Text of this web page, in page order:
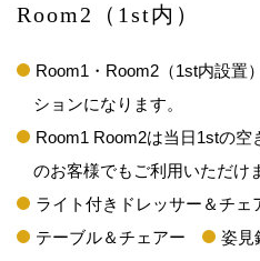
Room2（1st内）
Room1・Room2（1st内設置
ションになります。
Room1 Room2は当日1stの
のお客様でもご利用いただけ
ライト付きドレッサー＆チェ
テーブル＆チェアー
姿見